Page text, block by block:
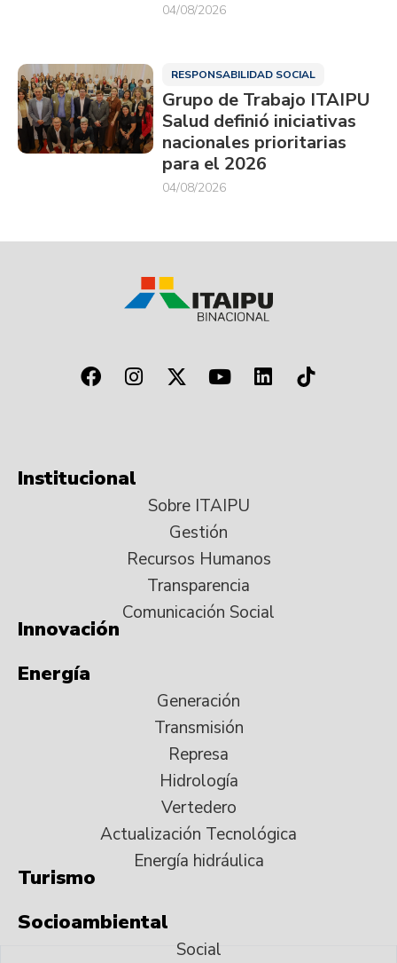
04/08/2026
RESPONSABILIDAD SOCIAL
Grupo de Trabajo ITAIPU
Salud definió iniciativas
nacionales prioritarias
para el 2026
04/08/2026
Institucional
Sobre ITAIPU
Gestión
Recursos Humanos
Transparencia
Comunicación Social
Innovación
Energía
Generación
Transmisión
Represa
Hidrología
Vertedero
Actualización Tecnológica
Energía hidráulica
Turismo
Socioambiental
Social